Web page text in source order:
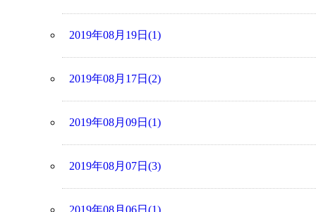
2019年08月19日(1)
2019年08月17日(2)
2019年08月09日(1)
2019年08月07日(3)
2019年08月06日(1)